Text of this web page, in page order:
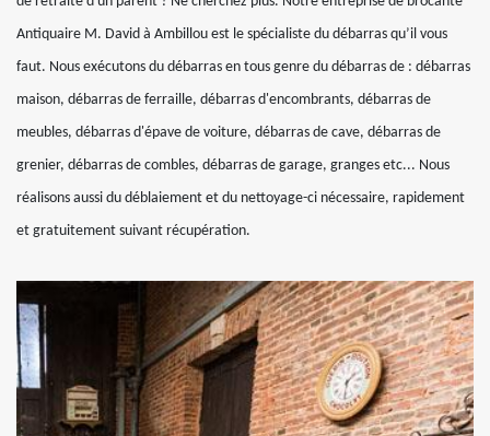
Antiquaire M. David à Ambillou est le spécialiste du débarras qu’il vous
faut. Nous exécutons du débarras en tous genre du débarras de : débarras
maison, débarras de ferraille, débarras d'encombrants, débarras de
meubles, débarras d'épave de voiture, débarras de cave, débarras de
grenier, débarras de combles, débarras de garage, granges etc... Nous
réalisons aussi du déblaiement et du nettoyage-ci nécessaire, rapidement
et gratuitement suivant récupération.